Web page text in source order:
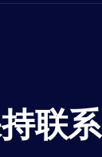
联系